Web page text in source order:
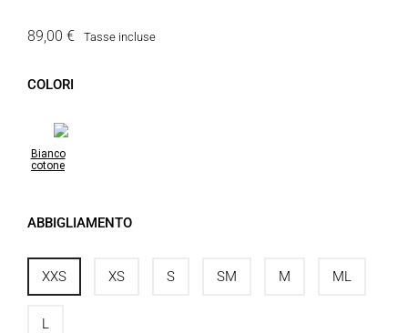
89,00 € Tasse incluse
COLORI
Bianco
cotone
ABBIGLIAMENTO
XXS XS S SM M ML
L